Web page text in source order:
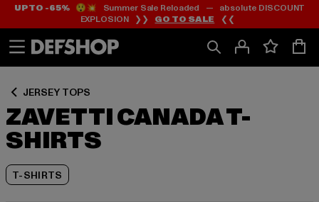
Ga
naar
Ga
naar
UP TO -65%😲💥 Summer Sale Reloaded — absolute DISCOUNT
EXPLOSION ❯❯ GO TO SALE ❮❮
JERSEY TOPS
ZAVETTI CANADA T-
SHIRTS
T-SHIRTS
Ga
naar
Rooster